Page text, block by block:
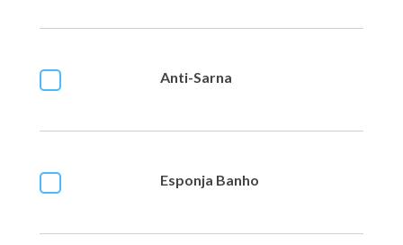
Anti-Sarna
Esponja Banho